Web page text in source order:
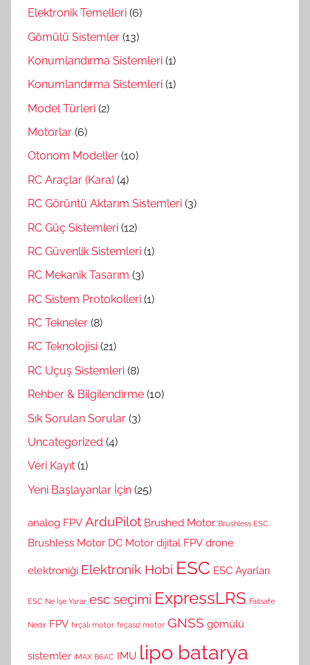
Elektronik Temelleri (6)
Gömülü Sistemler (13)
Konumlandırma Sistemleri (1)
Konumlandırma Sistemleri (1)
Model Türleri (2)
Motorlar (6)
Otonom Modeller (10)
RC Araçlar (Kara) (4)
RC Görüntü Aktarım Sistemleri (3)
RC Güç Sistemleri (12)
RC Güvenlik Sistemleri (1)
RC Mekanik Tasarım (3)
RC Sistem Protokolleri (1)
RC Tekneler (8)
RC Teknolojisi (21)
RC Uçuş Sistemleri (8)
Rehber & Bilgilendirme (10)
Sık Sorulan Sorular (3)
Uncategorized (4)
Veri Kayıt (1)
Yeni Başlayanlar İçin (25)
analog FPV ArduPilot Brushed Motor Brushless ESC
Brushless Motor DC Motor dijital FPV drone
elektroniği Elektronik Hobi ESC ESC Ayarları
ESC Ne İşe Yarar esc seçimi ExpressLRS Failsafe
Nedir FPV fırçalı motor fırçasız motor GNSS gömülü
sistemler iMAX B6AC IMU lipo batarya